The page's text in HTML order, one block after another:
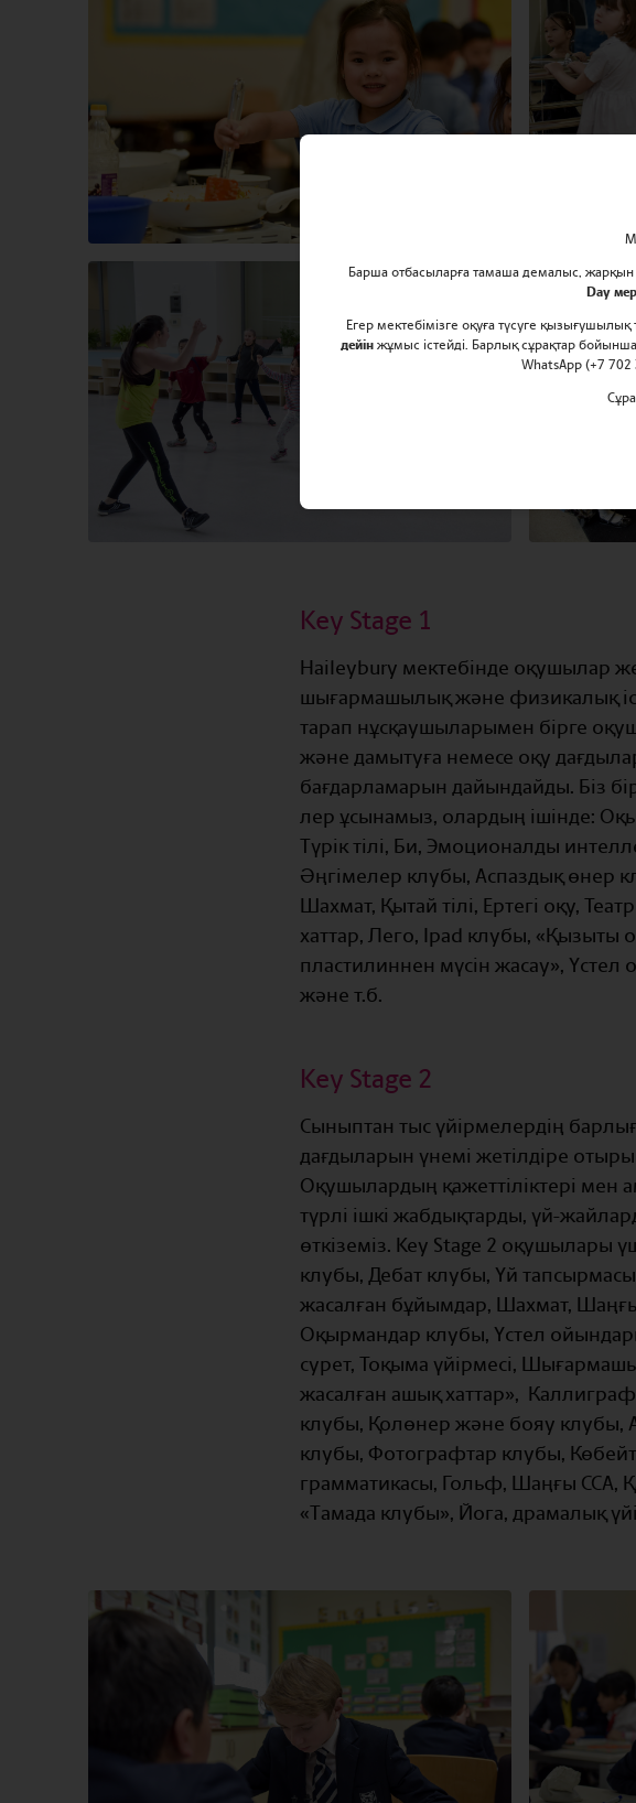
Key Stage 1
Haileybury мектебінде оқушылар
шығармашылық және физикалық
тарап нұсқаушыларымен бірге
және дамытуға немесе оқу
бағдарламарын дайындайды. Біз
лер ұсынамыз, олардың ішінде:
Түрік тілі, Би, Эмоционалды
Әңгімелер клубы, Аспаздық өнер
Шахмат, Қытай тілі, Ертегі оқу,
хаттар, Лего, Ipad клубы, «Қызыты
пластилиннен мүсін жасау»,
және т.б.
Key Stage 2
Сыныптан тыс үйірмелердің
дағдыларын үнемі жетілдіре
Оқушылардың қажеттіліктері мен
түрлі ішкі жабдықтарды, үй-
өткіземіз. Key Stage 2 оқушылары
клубы, Дебат клубы, Үй
жасалған бұйымдар, Шахмат, Шаңғы
Оқырмандар клубы, Үстел
сурет, Тоқыма үйірмесі,
жасалған ашық хаттар»,
клубы, Қолөнер және бояу клубы,
клубы, Фотографтар клубы,
грамматикасы, Гольф, Шаңғы CCA,
«Тамада клубы», Йога, драмалық
Барша отбасыларға тамаша демалыс, жарқын
Day
Егер мектебімізге оқуға түсуге
дейінжұмыс істейді. Барлық сұрақтар
WhatsApp (+7